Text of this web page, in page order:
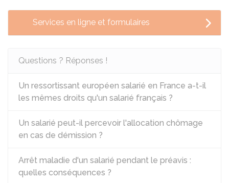
Services en ligne et formulaires
Questions ? Réponses !
Un ressortissant européen salarié en France a-t-il
les mêmes droits qu'un salarié français ?
Un salarié peut-il percevoir l'allocation chômage
en cas de démission ?
Arrêt maladie d'un salarié pendant le préavis :
quelles conséquences ?